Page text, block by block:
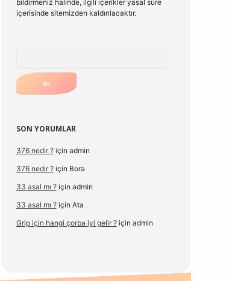
bildirmeniz halinde, ilgili içerikler yasal süre
içerisinde sitemizden kaldırılacaktır.
SON YORUMLAR
376 nedir ?için admin
376 nedir ?için Bora
33 asal mı ?için admin
33 asal mı ?için Ata
Grip için hangi çorba iyi gelir ?için admin